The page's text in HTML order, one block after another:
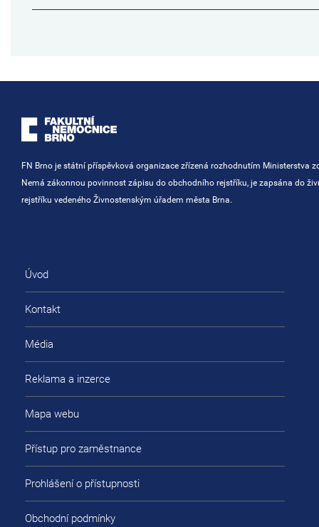
FN Brno je státní příspěvková organizace zřízená rozhodnutím Ministerstva
Nemá zákonnou povinnost zápisu do obchodního rejstříku, je zapsána do
rejstříku vedeného Živnostenským úřadem města Brna.
Úvod
Kontakt
Média
Reklama a inzerce
Mapa webu
Přístup pro zaměstnance
Prohlášení o přístupnosti
Obchodní podmínky